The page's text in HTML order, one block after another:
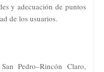
y adecuación de puntos
de los usuarios.
Pedro–Rincón Claro,